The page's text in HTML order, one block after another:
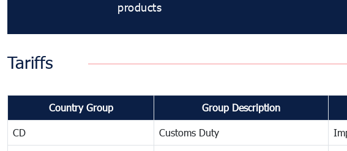
products
Tariffs
Country Group Group Description
CD Customs Duty